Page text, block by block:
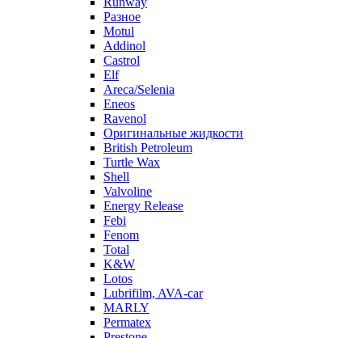
Разное
Motul
Addinol
Castrol
Elf
Areca/Selenia
Eneos
Ravenol
Оригинальные жидкости
British Petroleum
Turtle Wax
Shell
Valvoline
Energy Release
Febi
Fenom
Total
K&W
Lotos
Lubrifilm, AVA-car
MARLY
Permatex